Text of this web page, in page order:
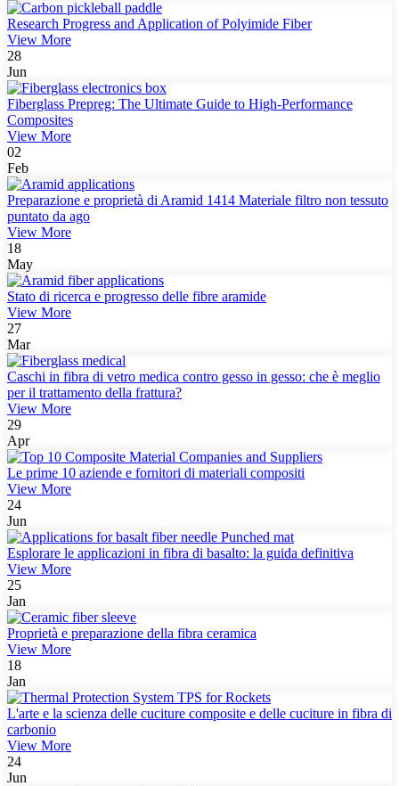
Research Progress and Application of Polyimide Fiber
View More
28
Jun
Fiberglass Prepreg: The Ultimate Guide to High-Performance
Composites
View More
02
Feb
Preparazione e proprietà di Aramid 1414 Materiale filtro non tessuto
puntato da ago
View More
18
May
Stato di ricerca e progresso delle fibre aramide
View More
27
Mar
Caschi in fibra di vetro medica contro gesso in gesso: che è meglio
per il trattamento della frattura?
View More
29
Apr
Le prime 10 aziende e fornitori di materiali compositi
View More
24
Jun
Esplorare le applicazioni in fibra di basalto: la guida definitiva
View More
25
Jan
Proprietà e preparazione della fibra ceramica
View More
18
Jan
L'arte e la scienza delle cuciture composite e delle cuciture in fibra di
carbonio
View More
24
Jun